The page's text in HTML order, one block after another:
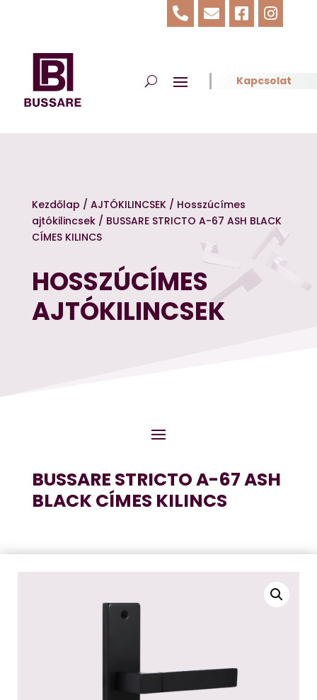
   
Kapcsolat
Kezdőlap / AJTÓKILINCSEK/ Hosszúcímes
ajtókilincsek/ BUSSARE STRICTO A-67 ASH BLACK
CÍMES KILINCS
HOSSZÚCÍMES
AJTÓKILINCSEK
BUSSARE STRICTO A-67 ASH
BLACK CÍMES KILINCS